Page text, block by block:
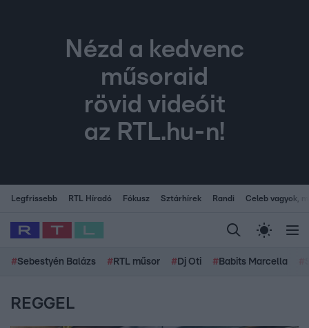
Nézd a kedvenc
műsoraid
rövid videóit
az RTL.hu-n!
Legfrissebb RTL Híradó Fókusz Sztárhírek Randi Celeb vagyok,
#Sebestyén Balázs # RTL műsor # Dj Oti # Babits Marcella
REGGEL